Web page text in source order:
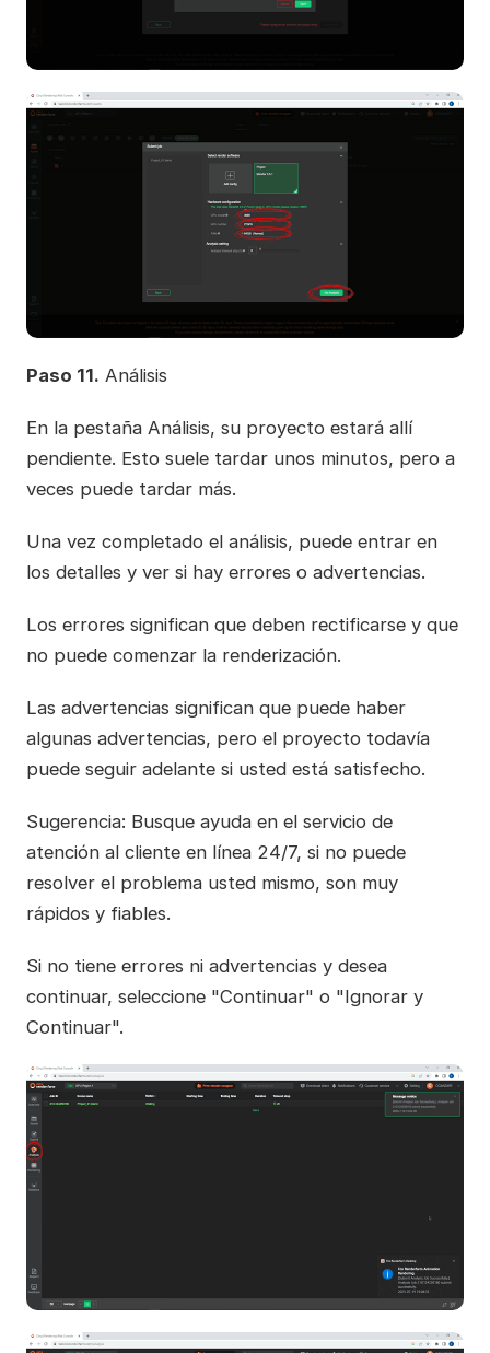
Paso 11. Análisis
En la pestaña Análisis, su proyecto estará allí
pendiente. Esto suele tardar unos minutos, pero a
veces puede tardar más.
Una vez completado el análisis, puede entrar en
los detalles y ver si hay errores o advertencias.
Los errores significan que deben rectificarse y que
no puede comenzar la renderización.
Las advertencias significan que puede haber
algunas advertencias, pero el proyecto todavía
puede seguir adelante si usted está satisfecho.
Sugerencia: Busque ayuda en el servicio de
atención al cliente en línea 24/7, si no puede
resolver el problema usted mismo, son muy
rápidos y fiables.
Si no tiene errores ni advertencias y desea
continuar, seleccione "Continuar" o "Ignorar y
Continuar".